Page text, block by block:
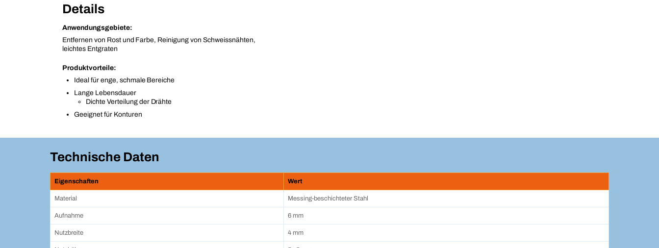
Details
Anwendungsgebiete:
Entfernen von Rost und Farbe, Reinigung von Schweissnähten,
leichtes Entgraten
Produktvorteile:
Ideal für enge, schmale Bereiche
Lange Lebensdauer
Dichte Verteilung der Drähte
Geeignet für Konturen
Technische Daten
Eigenschaften Wert
Material Messing-beschichteter Stahl
Aufnahme 6 mm
Nutzbreite 4 mm